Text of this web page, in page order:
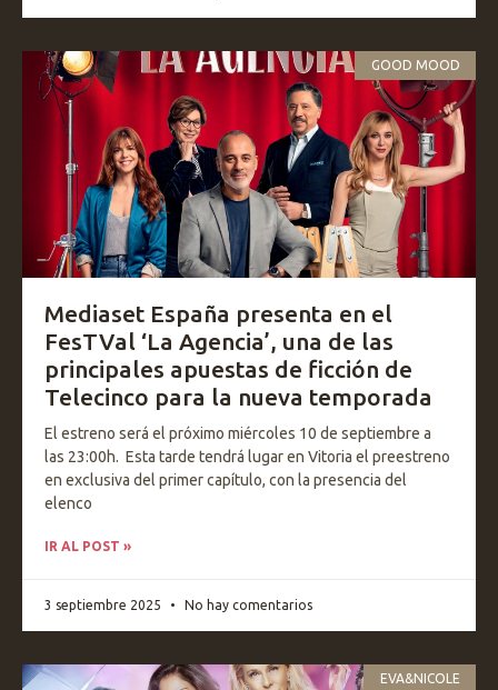
GOOD MOOD
Mediaset España presenta en el
FesTVal ‘La Agencia’, una de las
principales apuestas de ficción de
Telecinco para la nueva temporada
El estreno será el próximo miércoles 10 de septiembre a
las 23:00h. Esta tarde tendrá lugar en Vitoria el preestreno
en exclusiva del primer capítulo, con la presencia del
elenco
IR AL POST »
3 septiembre 2025 No hay comentarios
EVA&NICOLE